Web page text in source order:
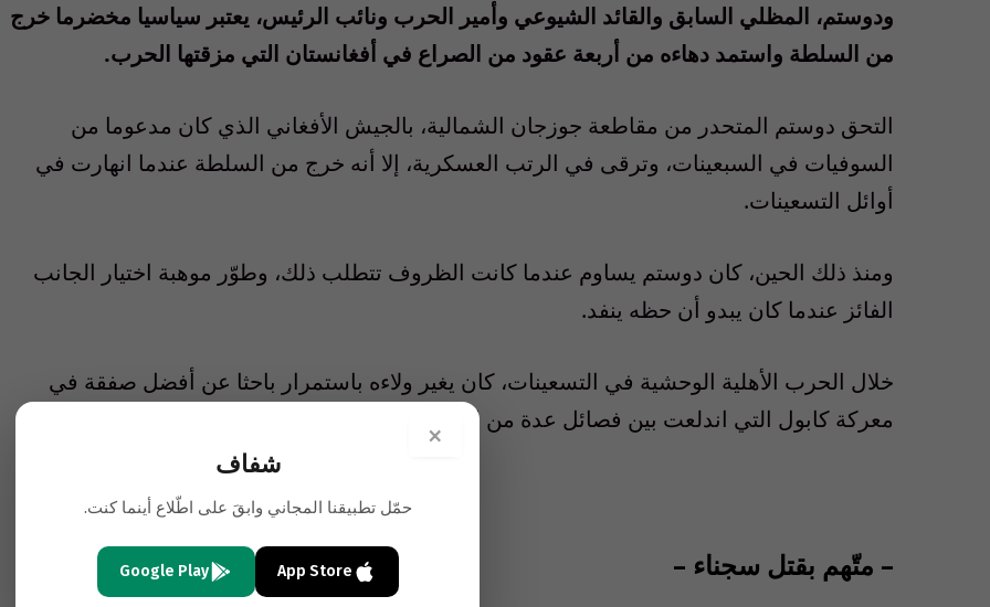
ودوستم، المظلي السابق والقائد الشيوعي وأمير الحرب ونائب الرئيس، يعتبر سياسيا مخضرما خرج
من السلطة واستمد دهاءه من أربعة عقود من الصراع في أفغانستان التي مزقتها الحرب.
التحق دوستم المتحدر من مقاطعة جوزجان الشمالية، بالجيش الأفغاني الذي كان مدعوما من
السوفيات في السبعينات، وترقى في الرتب العسكرية، إلا أنه خرج من السلطة عندما انهارت في
أوائل التسعينات.
ومنذ ذلك الحين، كان دوستم يساوم عندما كانت الظروف تتطلب ذلك، وطوّر موهبة اختيار الجانب
الفائز عندما كان يبدو أن حظه ينفد.
خلال الحرب الأهلية الوحشية في التسعينات، كان يغير ولاءه باستمرار باحثا عن أفضل صفقة في
معركة كابول التي اندلعت بين فصائل عدة من الميليشيات.
– متّهم بقتل سجناء –
×
شفاف
حمّل تطبيقنا المجاني وابقَ على اطّلاع أينما كنت.
App Store
Google Play